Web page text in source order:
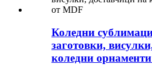
Коледни
заготовки,
коледни